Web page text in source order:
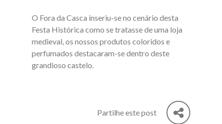
O Fora da Casca inseriu-se no cenário desta
Festa Histórica como se tratasse de uma loja
medieval, os nossos produtos coloridos e
perfumados destacaram-se dentro deste
grandioso castelo.
Partilhe este post